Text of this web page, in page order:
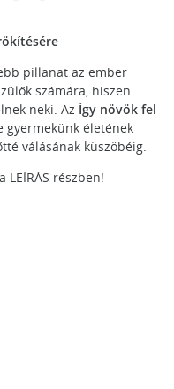
pillanat az ember
számára, hiszen
neki. Az Így növök fel
gyermekünk életének
válásának küszöbéig.
LEÍRÁS részben!